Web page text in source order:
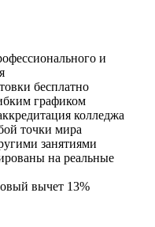
и
бесплатно
графиком
колледжа
точки мира
занятиями
на реальные
вычет 13%